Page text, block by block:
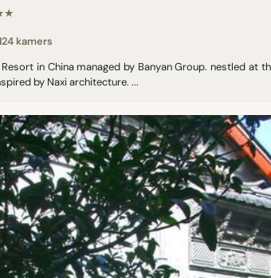
kamers
Resort in China managed by Banyan Group. nestled at
by Naxi architecture. ...